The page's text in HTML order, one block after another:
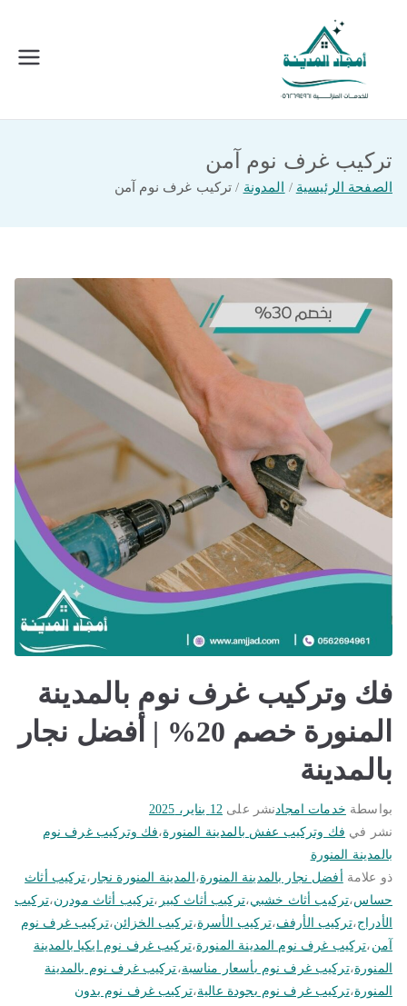
المحتوى
امجاد المدينة للخدمات المنزلية
تركيب غرف نوم آمن
الصفحة الرئيسية المدونة تركيب غرف نوم آمن
فك وتركيب غرف نوم بالمدينة
المنورة خصم 20% | أفضل نجار
بالمدينة
بواسطة خدمات امجادنشر على 12 يناير، 2025
نشر في فك وتركيب عفش بالمدينة المنورة،فك وتركيب غرف نوم
بالمدينة المنورة
ذو علامة
أفضل نجار بالمدينة المنورة، المدينة المنورة نجار ،تركيب أثاث
حساس،تركيب أثاث خشبي،تركيب أثاث كبير ،تركيب أثاث مودرن،تركيب
الأدراج،تركيب الأرفف،تركيب الأسرة،تركيب الخزائن،تركيب غرف نوم
آمن ،تركيب غرف نوم المدينة المنورة،تركيب غرف نوم ايكيا بالمدينة
المنورة،تركيب غرف نوم بأسعار مناسبة،تركيب غرف نوم بالمدينة
المنورة،تركيب غرف نوم بجودة عالية،تركيب غرف نوم بدون